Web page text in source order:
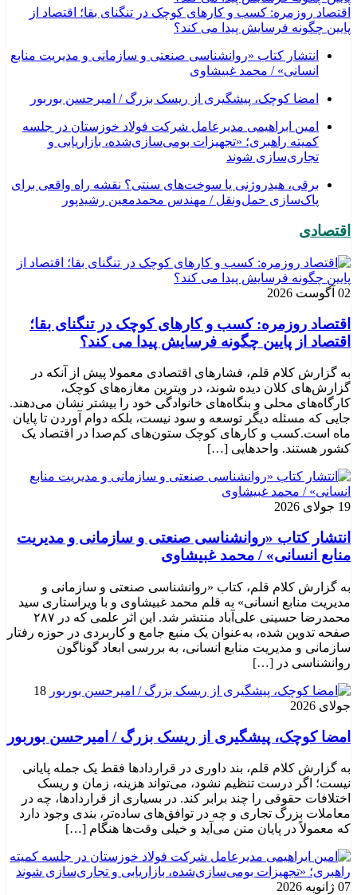
اقتصاد روزمره: کسب‌ و کارهای کوچک در تنگنای بقا؛ اقتصاد از
پایین چگونه فرسایش پیدا می کند؟
انتشار کتاب «روانشناسی صنعتی و سازمانی و مدیریت منابع
انسانی» / محمد غبیشاوی
امضا کوچک، پیشگیری از ریسک بزرگ / امیرحسن بوربور
امین ابراهیمی مدیرعامل شرکت فولاد خوزستان در جلسه
کمیته راهبری؛ «تجهیزات بومی‌سازی‌شده، بازاریابی و
تجاری‌سازی شوند
برقی، هیدروژنی یا سوخت‌های سنتی؟ نقشه راه واقعی برای
پاک‌سازی حمل‌ونقل / مهندس محمدمعین رشیدپور
اقتصادی
02 آگوست 2026
اقتصاد روزمره: کسب‌ و کارهای کوچک در تنگنای بقا؛
اقتصاد از پایین چگونه فرسایش پیدا می کند؟
به گزارش کلام قلم، فشارهای اقتصادی معمولا پیش از آنکه در
گزارش‌های کلان دیده شوند، در ویترین مغازه‌های کوچک،
کارگاه‌های محلی و بنگاه‌های خانوادگی خود را بیشتر نشان می‌دهند.
جایی که مسئله دیگر توسعه و سود نیست، بلکه دوام آوردن تا پایان
ماه است.کسب‌ و کارهای کوچک ستون‌های کم‌صدا در اقتصاد یک
کشور هستند. واحدهایی […]
19 جولای 2026
انتشار کتاب «روانشناسی صنعتی و سازمانی و مدیریت
منابع انسانی» / محمد غبیشاوی
به گزارش کلام قلم، کتاب «روانشناسی صنعتی و سازمانی و
مدیریت منابع انسانی» به قلم محمد غبیشاوی و با ویراستاری سید
محمدرضا حسینی علی‌آباد منتشر شد. این اثر علمی که در ۲۸۷
صفحه تدوین شده، به‌عنوان یک منبع جامع و کاربردی در حوزه رفتار
سازمانی و مدیریت منابع انسانی، به بررسی ابعاد گوناگون
روانشناسی در […]
18
جولای 2026
امضا کوچک، پیشگیری از ریسک بزرگ / امیرحسن بوربور
به گزارش کلام قلم، بند داوری در قراردادها فقط یک جمله پایانی
نیست؛ اگر درست تنظیم نشود، می‌تواند هزینه، زمان و ریسک
اختلافات حقوقی را چند برابر کند. در بسیاری از قراردادها، چه در
معاملات بزرگ تجاری و چه در توافق‌های ساده‌تر، بندی وجود دارد
که معمولاً در پایان متن می‌آید و خیلی وقت‌ها هنگام […]
07 ژانویه 2026